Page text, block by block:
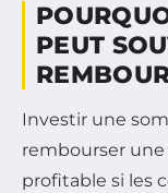
PEUT
Investir une
rembourser
profitable si les